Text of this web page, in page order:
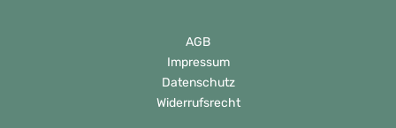
AGB
Impressum
Datenschutz
Widerrufsrecht